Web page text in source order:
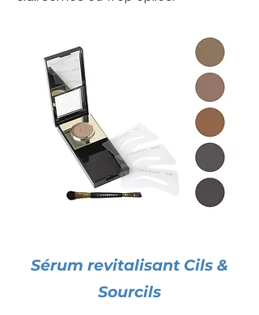
Sérum revitalisant Cils &
Sourcils